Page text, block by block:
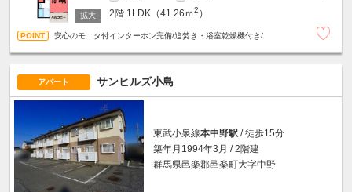
2階 1LDK（41.26ｍ2 ）
安心のモニタ付インターホン完備/追焚き・浴室乾燥機付き/
アパート サンヒルズ小島
東武小泉線本中野駅 / 徒歩15分
築年月1994年3月 / 2階建
群馬県邑楽郡邑楽町大字中野